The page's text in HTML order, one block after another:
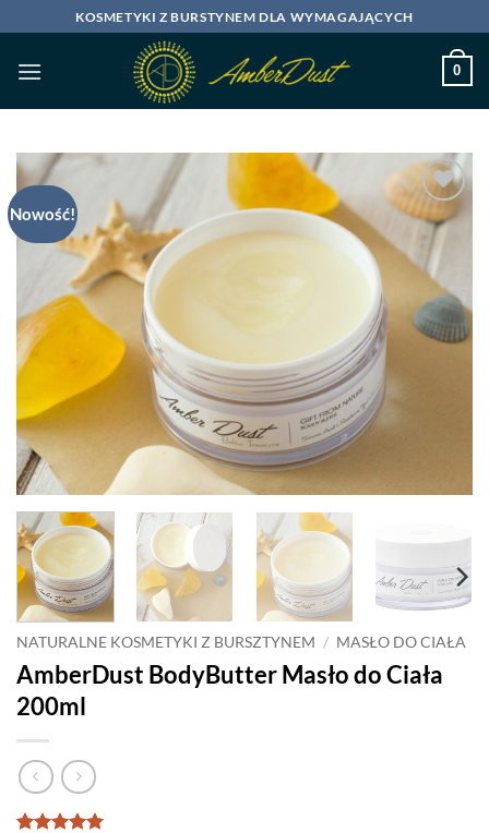
do
zawartości
KOSMETYKI Z BURSTYNEM DLA WYMAGAJĄCYCH
0
Nowość!
Dodaj
do
listy
życzeń
NATURALNE KOSMETYKI Z BURSZTYNEM / MASŁO DO CIAŁA
AmberDust BodyButter Masło do Ciała
200ml